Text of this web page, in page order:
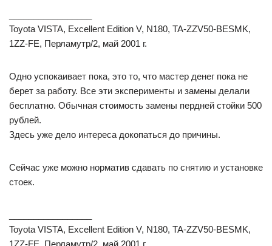
Toyota VISTA, Excellent Edition V, N180, TA-ZZV50-BESMK,
1ZZ-FE, Перламутр/2, май 2001 г.
Одно успокаивает пока, это то, что мастер денег пока не
берет за работу. Все эти эксперименты и замены делали
бесплатно. Обычная стоимость замены пердней стойки 500
рублей.
Здесь уже дело интереса докопаться до причины.
Сейчас уже можно норматив сдавать по снятию и установке
стоек.
Toyota VISTA, Excellent Edition V, N180, TA-ZZV50-BESMK,
1ZZ-FE, Перламутр/2, май 2001 г.